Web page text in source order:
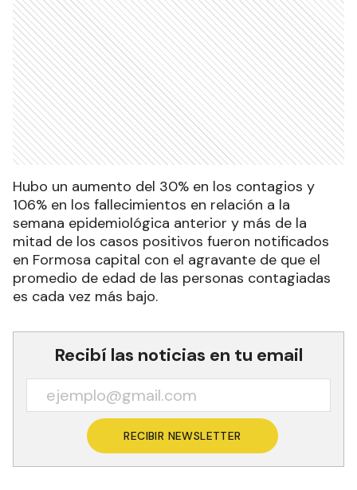
Hubo un aumento del 30% en los contagios y
106% en los fallecimientos en relación a la
semana epidemiológica anterior y más de la
mitad de los casos positivos fueron notificados
en Formosa capital con el agravante de que el
promedio de edad de las personas contagiadas
es cada vez más bajo.
Recibí las noticias en tu email
RECIBIR NEWSLETTER